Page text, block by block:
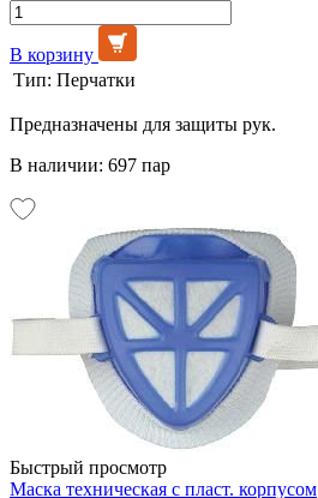
В корзину
Тип: Перчатки
Предназначены для защиты рук.
В наличии: 697 пар
Быстрый просмотр
Маска техническая с пласт. корпусом